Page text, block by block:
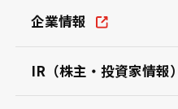
企業情報
IR（株主・投資家情報）